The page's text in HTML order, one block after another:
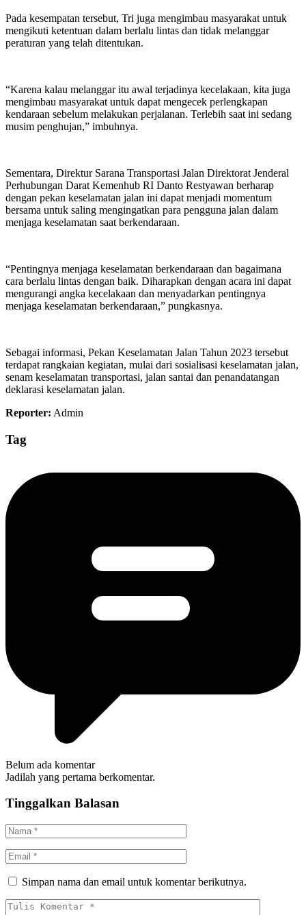
Pada kesempatan tersebut, Tri juga mengimbau masyarakat untuk
mengikuti ketentuan dalam berlalu lintas dan tidak melanggar
peraturan yang telah ditentukan.
“Karena kalau melanggar itu awal terjadinya kecelakaan, kita juga
mengimbau masyarakat untuk dapat mengecek perlengkapan
kendaraan sebelum melakukan perjalanan. Terlebih saat ini sedang
musim penghujan,” imbuhnya.
Sementara, Direktur Sarana Transportasi Jalan Direktorat Jenderal
Perhubungan Darat Kemenhub RI Danto Restyawan berharap
dengan pekan keselamatan jalan ini dapat menjadi momentum
bersama untuk saling mengingatkan para pengguna jalan dalam
menjaga keselamatan saat berkendaraan.
“Pentingnya menjaga keselamatan berkendaraan dan bagaimana
cara berlalu lintas dengan baik. Diharapkan dengan acara ini dapat
mengurangi angka kecelakaan dan menyadarkan pentingnya
menjaga keselamatan berkendaraan,” pungkasnya.
Sebagai informasi, Pekan Keselamatan Jalan Tahun 2023 tersebut
terdapat rangkaian kegiatan, mulai dari sosialisasi keselamatan jalan,
senam keselamatan transportasi, jalan santai dan penandatangan
deklarasi keselamatan jalan.
Reporter: Admin
Tag
Belum ada komentar
Jadilah yang pertama berkomentar.
Tinggalkan Balasan
Simpan nama dan email untuk komentar berikutnya.